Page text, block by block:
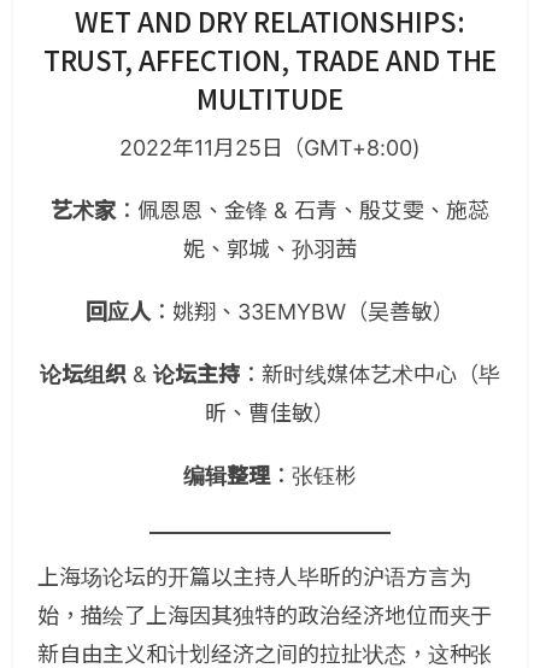
WET AND DRY RELATIONSHIPS:
TRUST, AFFECTION, TRADE AND THE
MULTITUDE
2022年11月25日（GMT+8:00)
艺术家 ：佩恩恩、金锋 & 石青、殷艾雯、施蕊
妮、郭城、孙羽茜
回应人 ：姚翔、33EMYBW（吴善敏）
论坛组织 &论坛主持 ：新时线媒体艺术中心（毕
昕、曹佳敏）
编辑整理：张钰彬
上海场论坛的开篇以主持人毕昕的沪语方言为
始，描绘了上海因其独特的政治经济地位而夹于
新自由主义和计划经济之间的拉扯状态，这种张